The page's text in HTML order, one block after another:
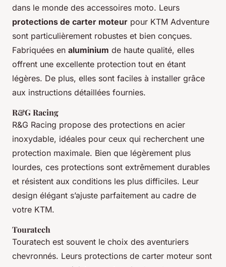
dans le monde des accessoires moto. Leurs
protections de carter moteur pour KTM Adventure
sont particulièrement robustes et bien conçues.
Fabriquées en aluminium de haute qualité, elles
offrent une excellente protection tout en étant
légères. De plus, elles sont faciles à installer grâce
aux instructions détaillées fournies.
R&G Racing
R&G Racing propose des protections en acier
inoxydable, idéales pour ceux qui recherchent une
protection maximale. Bien que légèrement plus
lourdes, ces protections sont extrêmement durables
et résistent aux conditions les plus difficiles. Leur
design élégant s’ajuste parfaitement au cadre de
votre KTM.
Touratech
Touratech est souvent le choix des aventuriers
chevronnés. Leurs protections de carter moteur sont